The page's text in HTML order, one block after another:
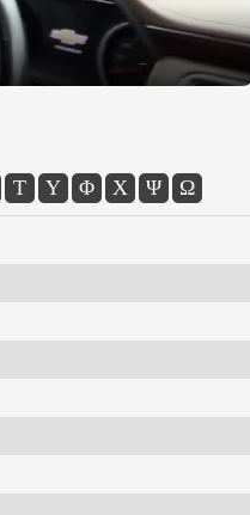
Τ Υ Φ Χ Ψ Ω